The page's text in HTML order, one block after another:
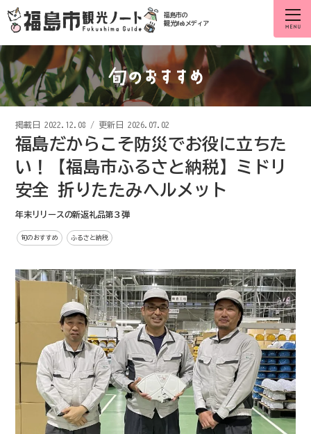
福島市の
観光Webメディア
掲載日 2022.12.08 / 更新日 2026.07.02
福島だからこそ防災でお役に立ちた
い！【福島市ふるさと納税】ミドリ
安全 折りたたみヘルメット
年末リリースの新返礼品第３弾
旬のおすすめ ふるさと納税